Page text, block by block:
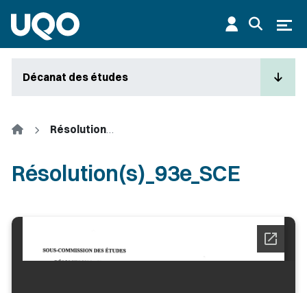
Décanat des études
Accueil Résolution(s)_93e_SCE
Résolution(s)_93e_SCE